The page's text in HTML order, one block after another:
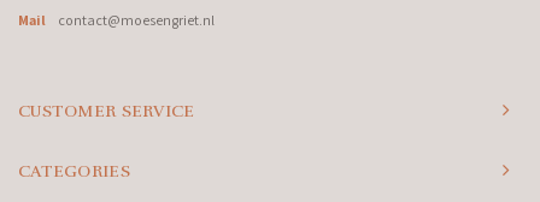
Mail
contact@moesengriet.nl
CUSTOMER SERVICE
CATEGORIES